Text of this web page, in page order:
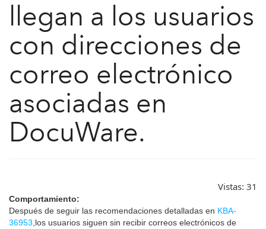
llegan a los usuarios
con direcciones de
correo electrónico
asociadas en
DocuWare.
Vistas: 31
Comportamiento:
Después de seguir las recomendaciones detalladas en KBA-
36953 los usuarios siguen sin recibir correos electrónicos de